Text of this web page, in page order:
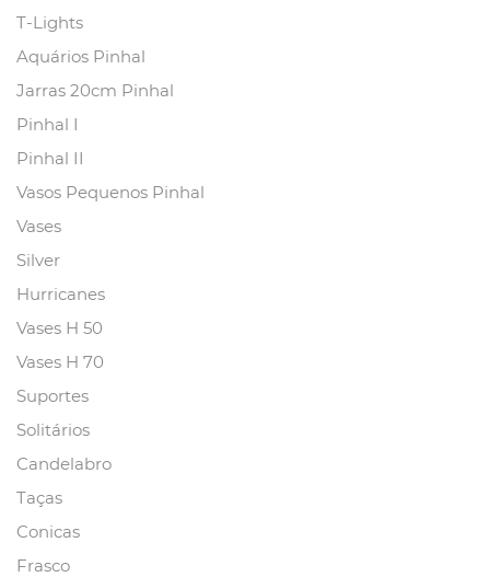
T-Lights
Aquários Pinhal
Jarras 20cm Pinhal
Pinhal I
Pinhal II
Vasos Pequenos Pinhal
Vases
Silver
Hurricanes
Vases H 50
Vases H 70
Suportes
Solitários
Candelabro
Taças
Conicas
Frasco